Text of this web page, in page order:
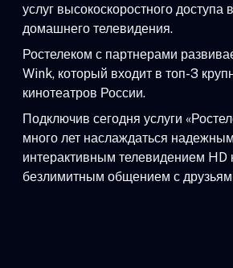
услуг высокоскоростного доступа
домашнего телевидения.
Ростелеком с партнерами
Wink, который входит в топ-3
кинотеатров России.
Подключив сегодня услуги
много лет наслаждаться
интерактивным телевидением HD
безлимитным общением с